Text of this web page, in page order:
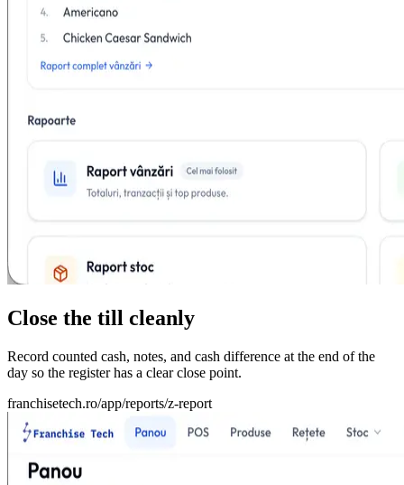
Close the till cleanly
Record counted cash, notes, and cash difference at the end of the
day so the register has a clear close point.
franchisetech.ro/app/reports/z-report